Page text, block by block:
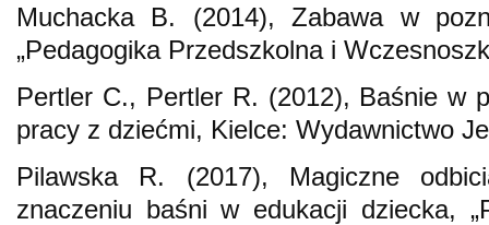
Muchacka B. (2014), Zabawa w
„Pedagogika Przedszkolna i
Pertler C., Pertler R. (2012), Baśnie w
pracy z dziećmi, Kielce: Wydawnictwo
Pilawska R. (2017), Magiczne
znaczeniu baśni w edukacji dziecka,